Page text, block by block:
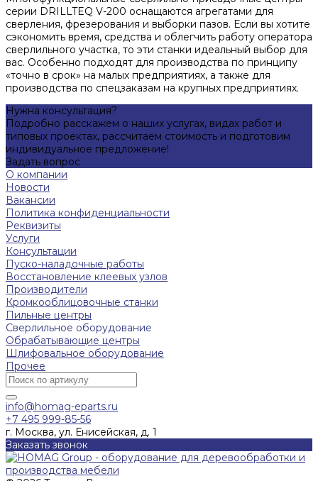
серии DRILLTEQ V-200 оснащаются агрегатами для
сверления, фрезерования и выборки пазов. Если вы хотите
сэкономить время, средства и облегчить работу оператора
сверлильного участка, то эти станки идеальный выбор для
вас. Особенно подходят для производства по принципу
«точно в срок» на малых предприятиях, а также для
производства по спецзаказам на крупных предприятиях.
Нужна консультация?
Подробно расскажем о наших услугах, видах работ и
типовых проектах, рассчитаем стоимость и подготовим
индивидуальное предложение!
Задать вопрос
О компании
Новости
Вакансии
Политика конфиденциальности
Реквизиты
Услуги
Консультации
Пуско-наладочные работы
Восстановление клеевых узлов
Производители
Кромкооблицовочные станки
Пильные центры
Сверлильное оборудование
Обрабатывающие центры
Шлифовальное оборудование
Прочее
info@homag-eparts.ru
+7 495 999-85-56
г. Москва, ул. Енисейская, д. 1
Заказать звонок